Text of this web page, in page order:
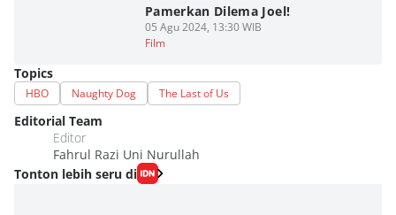
Pamerkan Dilema Joel!
05 Agu 2024, 13:30 WIB
Film
Topics
HBO Naughty Dog The Last of Us
Editorial Team
Editor
Fahrul Razi Uni Nurullah
Tonton lebih seru di